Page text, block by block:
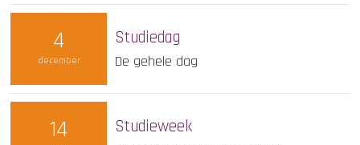
4
december
Studiedag
De gehele dag
14 Studieweek